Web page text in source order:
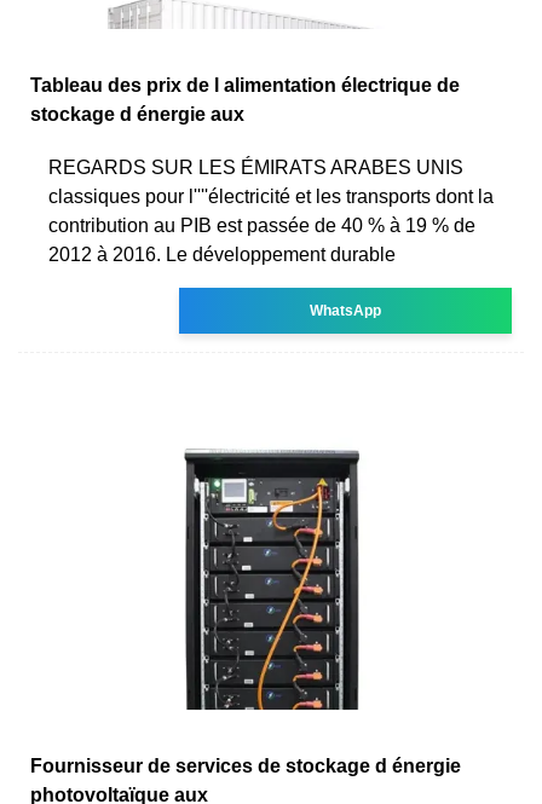
Tableau des prix de l alimentation électrique de
stockage d énergie aux
REGARDS SUR LES ÉMIRATS ARABES UNIS
classiques pour l''''électricité et les transports dont la
contribution au PIB est passée de 40 % à 19 % de
2012 à 2016. Le développement durable
WhatsApp
Fournisseur de services de stockage d énergie
photovoltaïque aux